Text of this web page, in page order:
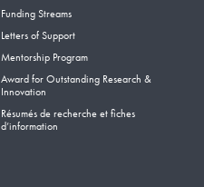
Funding Streams
Letters of Support
Mentorship Program
Award for Outstanding Research &
Innovation
Résumés de recherche et fiches
d’information